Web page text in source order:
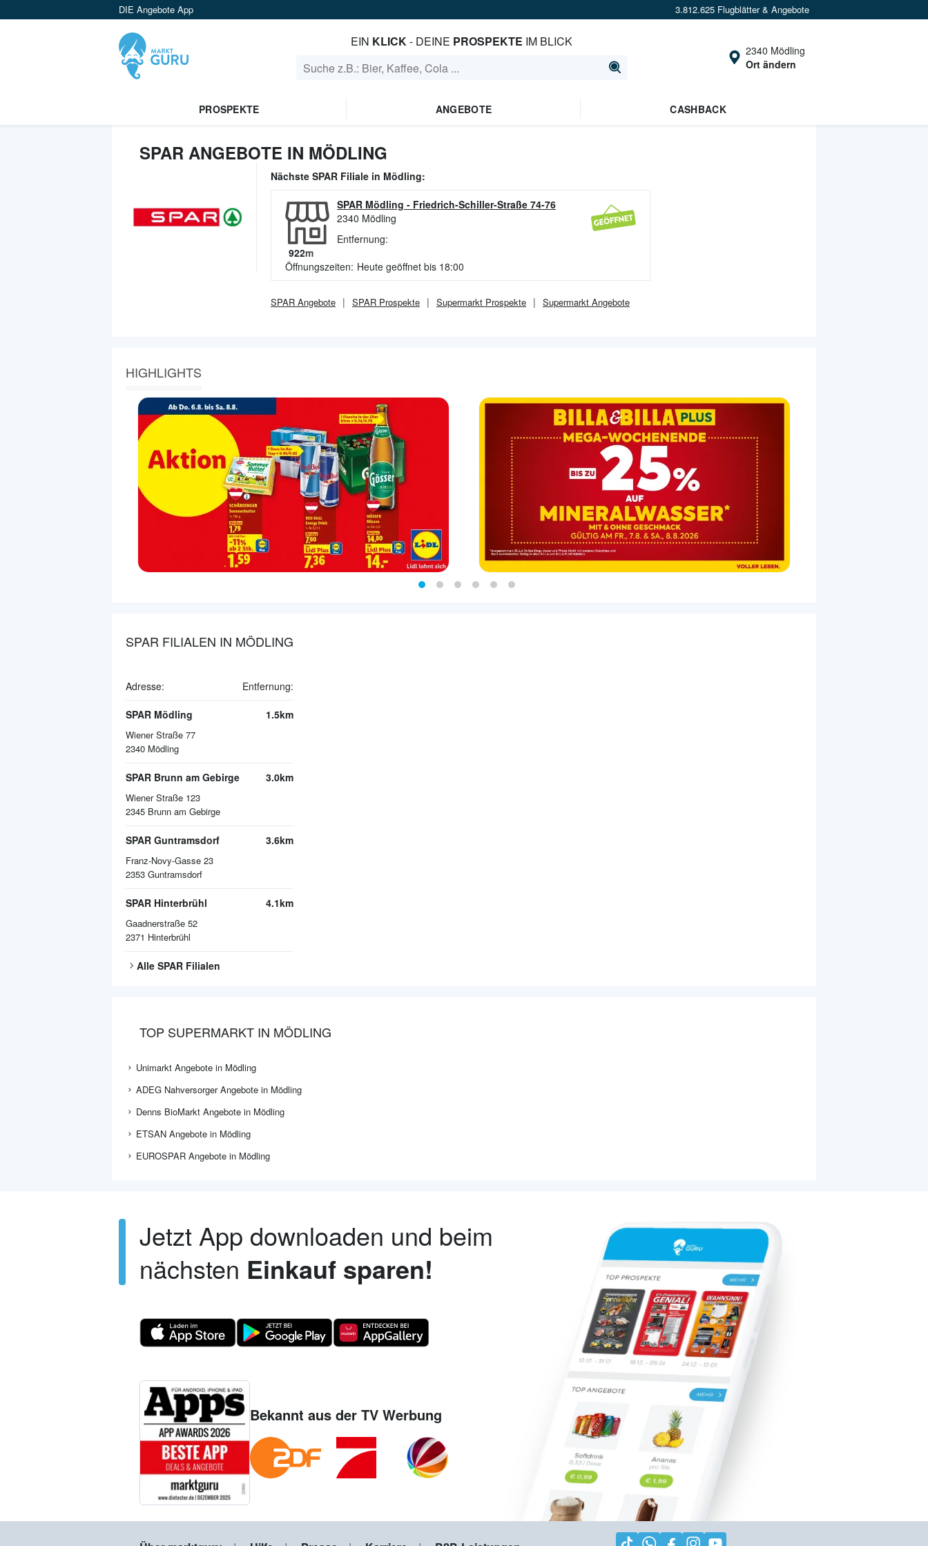
DIE Angebote App 3.812.625 Flugblätter & Angebote
EIN KLICK- DEINE PROSPEKTE IM BLICK
2340 Mödling
Ort ändern
PROSPEKTE ANGEBOTE CASHBACK
SPAR ANGEBOTE IN MÖDLING
Nächste SPAR Filiale in Mödling:
SPAR Mödling - Friedrich-Schiller-Straße 74-76
2340 Mödling
Entfernung:
922m
Öffnungszeiten: Heute geöffnet bis 18:00
SPAR Angebote SPAR Prospekte Supermarkt Prospekte Supermarkt Angebote
HIGHLIGHTS
SPAR FILIALEN IN MÖDLING
Adresse: Entfernung:
SPAR Mödling
Wiener Straße 77
2340 Mödling
1.5km
SPAR Brunn am Gebirge
Wiener Straße 123
2345 Brunn am Gebirge
3.0km
SPAR Guntramsdorf
Franz-Novy-Gasse 23
2353 Guntramsdorf
3.6km
SPAR Hinterbrühl
Gaadnerstraße 52
2371 Hinterbrühl
4.1km
Alle SPAR Filialen
TOP SUPERMARKT IN MÖDLING
Unimarkt Angebote in Mödling
ADEG Nahversorger Angebote in Mödling
Denns BioMarkt Angebote in Mödling
ETSAN Angebote in Mödling
EUROSPAR Angebote in Mödling
Jetzt App downloaden und beim
nächsten Einkauf sparen!
Bekannt aus der TV Werbung